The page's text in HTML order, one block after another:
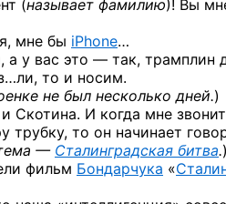
(называет фамилию)! Вы
мне бы iPhone…
у вас это — так, трамплин
то и носим.
не был несколько дней.)
И когда мне
трубку, то он начинает
— Сталинградская битва.)
фильм Бондарчука «